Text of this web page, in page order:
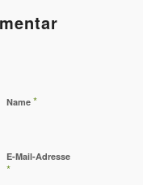
Name *
E-Mail-Adresse
*